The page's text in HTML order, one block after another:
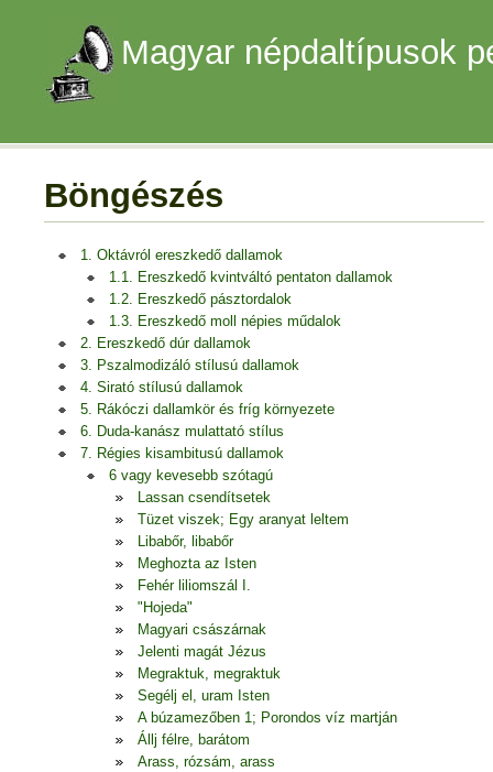
Magyar népdaltípusok
Böngészés
1. Oktávról ereszkedő dallamok
1.1. Ereszkedő kvintváltó pentaton dallamok
1.2. Ereszkedő pásztordalok
1.3. Ereszkedő moll népies műdalok
2. Ereszkedő dúr dallamok
3. Pszalmodizáló stílusú dallamok
4. Sirató stílusú dallamok
5. Rákóczi dallamkör és fríg környezete
6. Duda-kanász mulattató stílus
7. Régies kisambitusú dallamok
6 vagy kevesebb szótagú
Lassan csendítsetek
Tüzet viszek; Egy aranyat leltem
Libabőr, libabőr
Meghozta az Isten
Fehér liliomszál I.
"Hojeda"
Magyari császárnak
Jelenti magát Jézus
Megraktuk, megraktuk
Segélj el, uram Isten
A búzamezőben 1; Porondos víz martján
Állj félre, barátom
Arass, rózsám, arass